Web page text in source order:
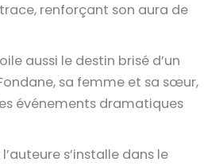
renforçant son aura de
aussi le destin brisé d’un
sa femme et sa sœur,
événements dramatiques
s’installe dans le